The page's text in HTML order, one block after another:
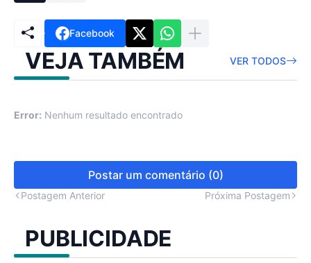
Facebook
VEJA TAMBÉM VER TODOS
Error: Nenhum resultado encontrado
Postar um comentário (0)
Postagem Anterior Próxima Postagem
PUBLICIDADE